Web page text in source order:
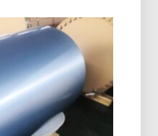
Piastra In
marino 5086 La
prestazioni
e attrezzature